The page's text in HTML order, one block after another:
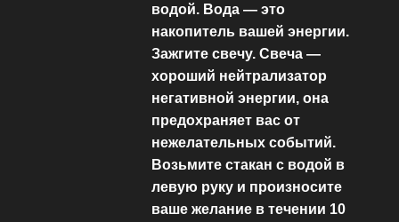
водой. Вода — это
накопитель вашей энергии.
Зажгите свечу. Свеча —
хороший нейтрализатор
негативной энергии, она
предохраняет вас от
нежелательных событий.
Возьмите стакан с водой в
левую руку и произносите
ваше желание в течении 10